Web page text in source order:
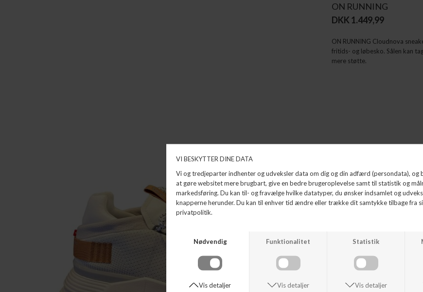
ON RUNNING
DKK 1.449,99
ON RUNNING Cloudnova
fritids- og løbesko. Sålen kan
mere støtte.